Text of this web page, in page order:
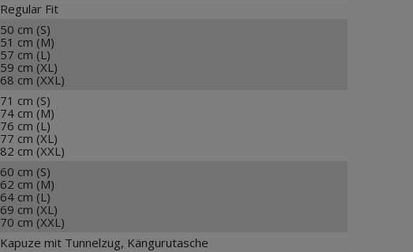
Regular Fit
50 cm (S)
51 cm (M)
57 cm (L)
59 cm (XL)
68 cm (XXL)
71 cm (S)
74 cm (M)
76 cm (L)
77 cm (XL)
82 cm (XXL)
60 cm (S)
62 cm (M)
64 cm (L)
69 cm (XL)
70 cm (XXL)
Kapuze mit Tunnelzug, Kängurutasche